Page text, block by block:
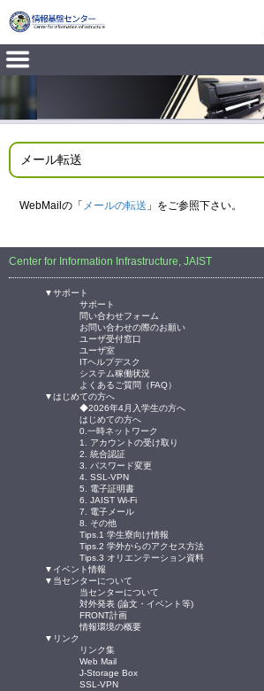
メール転送
WebMailの「 メールの転送 」をご参照下さい。
Center for Information Infrastructure, JAIST
▼サポート
サポート
問い合わせフォーム
お問い合わせの際のお願い
ユーザ受付窓口
ユーザ室
ITヘルプデスク
システム稼働状況
よくあるご質問（FAQ）
▼はじめての方へ
◆2026年4月入学生の方へ
はじめての方へ
0.一時ネットワーク
1. アカウントの受け取り
2. 統合認証
3. パスワード変更
4. SSL-VPN
5. 電子証明書
6. JAIST Wi-Fi
7. 電子メール
8. その他
Tips.1 学生寮向け情報
Tips.2 学外からのアクセス方法
Tips.3 オリエンテーション資料
▼イベント情報
▼当センターについて
当センターについて
対外発表 (論文・イベント等)
FRONT計画
情報環境の概要
▼リンク
リンク集
Web Mail
J-Storage Box
SSL-VPN